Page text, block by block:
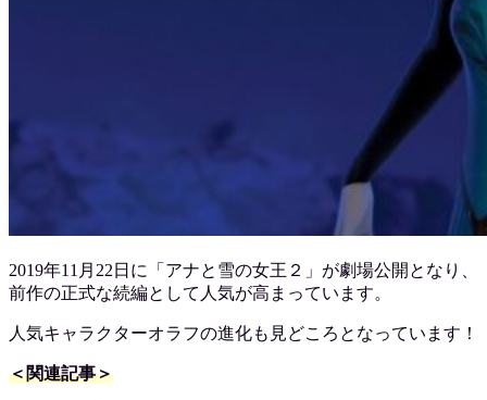
2019年11月22日に「アナと雪の女王２」が劇場公開となり、
前作の正式な続編として人気が高まっています。
人気キャラクターオラフの進化も見どころとなっています！
＜関連記事＞